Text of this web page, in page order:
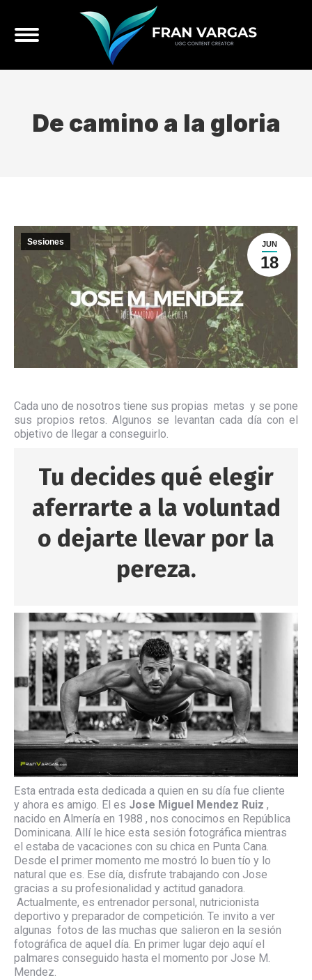
De camino a la gloria
JUN
18
Sesiones
Cada uno de nosotros tiene sus propias metas y se pone
sus propios retos. Algunos se levantan cada día con el
objetivo de llegar a conseguirlo.
Tu decides qué elegir
aferrarte a la voluntad
o dejarte llevar por la
pereza.
Esta entrada esta dedicada a quien en su día fue cliente
y ahora es amigo. El es Jose Miguel Mendez Ruiz ,
nacido en Almería en 1988 , nos conocimos en República
Dominicana. Allí le hice esta sesión fotográfica mientras
el estaba de vacaciones con su chica en Punta Cana.
Desde el primer momento me mostró lo buen tío y lo
natural que es. Ese día, disfrute trabajando con Jose
gracias a su profesionalidad y actitud ganadora.
Actualmente, es entrenador personal, nutricionista
deportivo y preparador de competición. Te invito a ver
algunas fotos de las muchas que salieron en la sesión
fotográfica de aquel día. En primer lugar dejo aquí el
palmares conseguido hasta el momento por Jose M.
Mendez.